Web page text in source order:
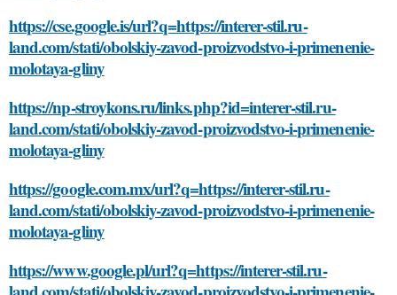
https://cse.google.is/url?q=https://interer-stil.ru-
land.com/stati/obolskiy-zavod-proizvodstvo-i-primenenie-
molotaya-gliny
https://np-stroykons.ru/links.php?id=interer-stil.ru-
land.com/stati/obolskiy-zavod-proizvodstvo-i-primenenie-
molotaya-gliny
https://google.com.mx/url?q=https://interer-stil.ru-
land.com/stati/obolskiy-zavod-proizvodstvo-i-primenenie-
molotaya-gliny
https://www.google.pl/url?q=https://interer-stil.ru-